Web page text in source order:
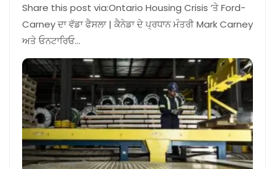
Share this post via:Ontario Housing Crisis ‘ਤੇ Ford-
Carney ਦਾ ਵੱਡਾ ਫੈਸਲਾ | ਕੈਨੇਡਾ ਦੇ ਪ੍ਰਧਾਨ ਮੰਤਰੀ Mark Carney
ਅਤੇ ਓਨਟਾਰਿਓ…